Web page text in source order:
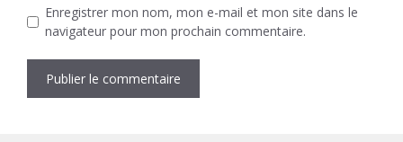
Enregistrer mon nom, mon e-mail et mon site dans le
navigateur pour mon prochain commentaire.